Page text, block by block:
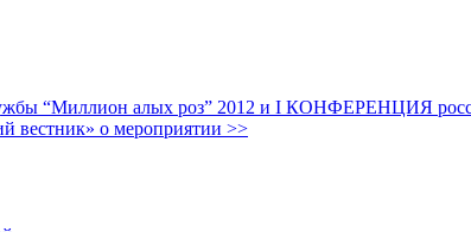
“Миллион алых роз” 2012 и I КОНФЕРЕНЦИЯ
вестник» о мероприятии >>